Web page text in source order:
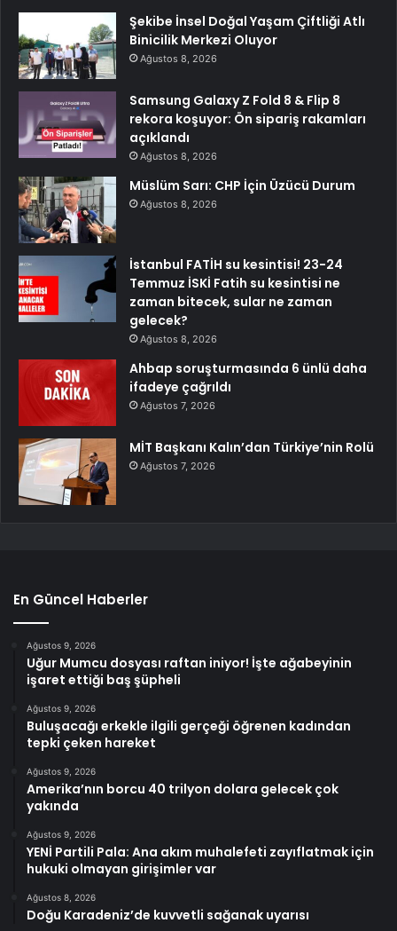
Şekibe İnsel Doğal Yaşam Çiftliği Atlı
Binicilik Merkezi Oluyor
Ağustos 8, 2026
Samsung Galaxy Z Fold 8 & Flip 8
rekora koşuyor: Ön sipariş rakamları
açıklandı
Ağustos 8, 2026
Müslüm Sarı: CHP İçin Üzücü Durum
Ağustos 8, 2026
İstanbul FATİH su kesintisi! 23-24
Temmuz İSKİ Fatih su kesintisi ne
zaman bitecek, sular ne zaman
gelecek?
Ağustos 8, 2026
Ahbap soruşturmasında 6 ünlü daha
ifadeye çağrıldı
Ağustos 7, 2026
MİT Başkanı Kalın’dan Türkiye’nin Rolü
Ağustos 7, 2026
En Güncel Haberler
Ağustos 9, 2026
Uğur Mumcu dosyası raftan iniyor! İşte ağabeyinin
işaret ettiği baş şüpheli
Ağustos 9, 2026
Buluşacağı erkekle ilgili gerçeği öğrenen kadından
tepki çeken hareket
Ağustos 9, 2026
Amerika’nın borcu 40 trilyon dolara gelecek çok
yakında
Ağustos 9, 2026
YENİ Partili Pala: Ana akım muhalefeti zayıflatmak için
hukuki olmayan girişimler var
Ağustos 8, 2026
Doğu Karadeniz’de kuvvetli sağanak uyarısı